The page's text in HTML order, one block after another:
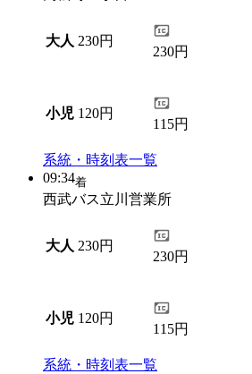
大人 230円
230円
小児 120円
115円
系統・時刻表一覧
09:34着
西武バス立川営業所
大人 230円
230円
小児 120円
115円
系統・時刻表一覧